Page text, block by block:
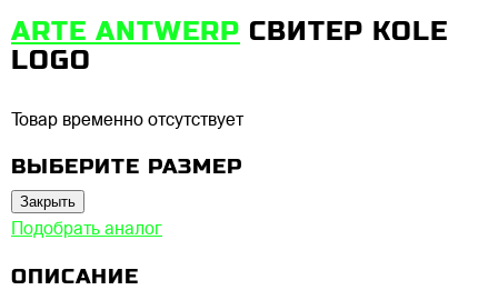
ARTE ANTWERP СВИТЕР KOLE
LOGO
Товар временно отсутствует
ВЫБЕРИТЕ РАЗМЕР
Закрыть
Подобрать аналог
ОПИСАНИЕ